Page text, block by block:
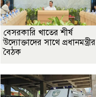
বেসরকারি খাতের শীর্ষ
উদ্যোক্তাদের সাথে প্রধানমন্ত্রীর
বৈঠক